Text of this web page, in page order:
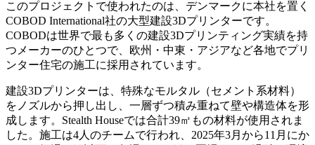
このプロジェクトで使われたのは、デンマークに本社を置く
COBOD International社の大型建設3Dプリンターです。
COBODは世界で最も多くの建設3Dプリンティング実績を持
つメーカーのひとつで、欧州・中東・アジアなど各地でプリ
ンター住宅の施工に採用されています。
建設3Dプリンターは、特殊なモルタル（セメント系材料）
をノズルから押し出し、一層ずつ積み重ねて壁や構造体を形
成します。Stealth Houseでは合計39㎥もの材料が使用されま
した。施工は4人のチームで行われ、2025年3月から11月にか